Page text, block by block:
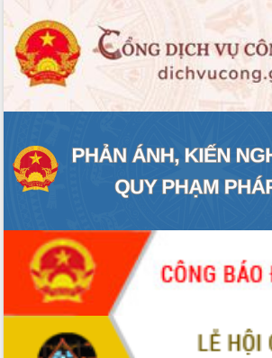
trường Nguyễn Hoàng Hiệp khảo sát
vùng trồng và doanh nghiệp đóng gói
sầu riêng tại Đắk Lắk
Trình diễn nghệ thuật chế biến các
tiến đầu tư tỉnh
Ngành cá ngừ Đắk Lắk chủ động thích
ứng để giữ vững thị trường xuất khẩu
phá cơ chế - Hợp tác công tư
Đề án 06 tạo bước ngoặt đột phá trong
cải cách hành chính tỉnh Đắk Lắk
Kết nối tour, đẩy mạnh chuyển đổi số
để phát triển du lịch Đắk Lắk
Khởi động Dự án Đầu tư xây dựng hạ
tầng kỹ thuật Cụm công nghiệp Tân
Tất cả: 65999063